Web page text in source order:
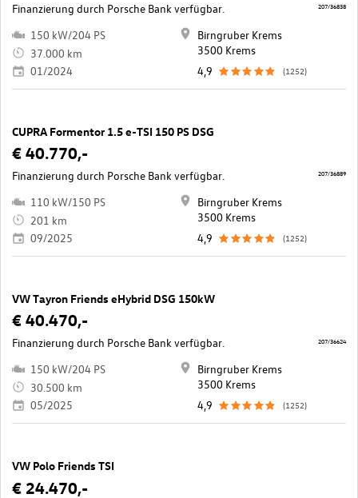
Finanzierung durch Porsche Bank verfügbar.
150 kW/204 PS
37.000 km
01/2024
Birngruber Krems
3500 Krems
4,9
(1252)
207/36838
CUPRA Formentor 1.5 e-TSI 150 PS DSG
€ 40.770,-
Finanzierung durch Porsche Bank verfügbar.
110 kW/150 PS
201 km
09/2025
Birngruber Krems
3500 Krems
4,9
(1252)
207/36889
VW Tayron Friends eHybrid DSG 150kW
€ 40.470,-
Finanzierung durch Porsche Bank verfügbar.
150 kW/204 PS
30.500 km
05/2025
Birngruber Krems
3500 Krems
4,9
(1252)
207/36624
VW Polo Friends TSI
€ 24.470,-